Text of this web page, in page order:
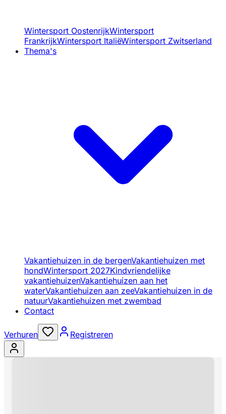
Wintersport OostenrijkWintersport
FrankrijkWintersport ItaliëWintersport Zwitserland
Thema's
Vakantiehuizen in de bergenVakantiehuizen met
hondWintersport 2027Kindvriendelijke
vakantiehuizenVakantiehuizen aan het
waterVakantiehuizen aan zeeVakantiehuizen in de
natuurVakantiehuizen met zwembad
Contact
Verhuren Registreren